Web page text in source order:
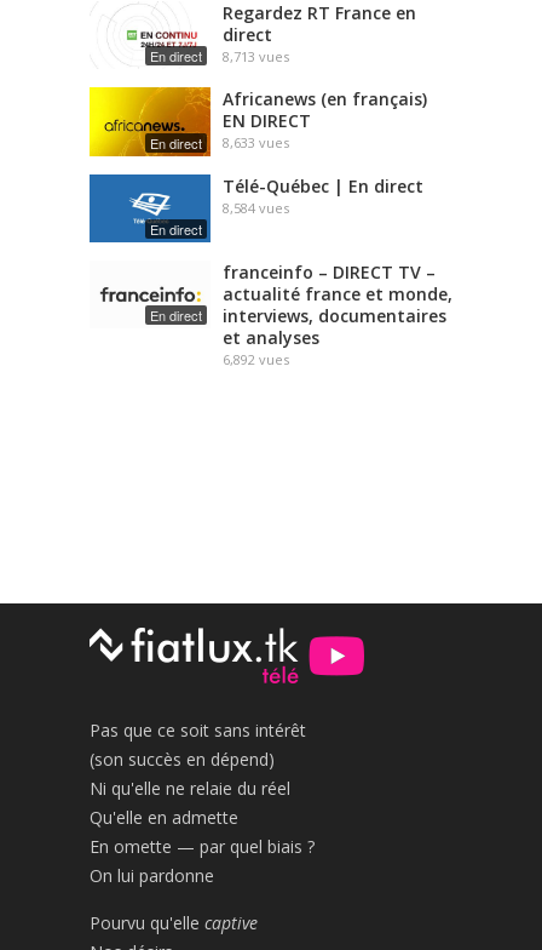
En direct
Regardez RT France en
direct
8,713 vues
En direct
Africanews (en français)
EN DIRECT
8,633 vues
En direct
Télé-Québec | En direct
8,584 vues
En direct
franceinfo – DIRECT TV –
actualité france et monde,
interviews, documentaires
et analyses
6,892 vues
Pas que ce soit sans intérêt
(son succès en dépend)
Ni qu'elle ne relaie du réel
Qu'elle en admette
En omette — par quel biais ?
On lui pardonne
Pourvu qu'elle captive